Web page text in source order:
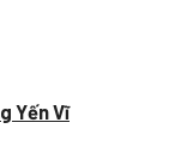
Yến Vĩ